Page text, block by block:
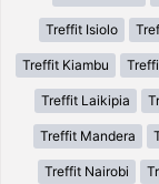
Treffit Isiolo
Treffit Kiambu
Treffit Laikipia
Treffit Mandera
Treffit Nairobi